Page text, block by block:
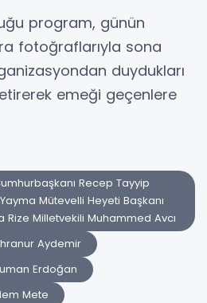
program, günün
fotoğraflarıyla sona
duydukları
emeği geçenlere
Recep Tayyip
Mütevelli Heyeti Başkanı
Rize Milletvekili Muhammed Avcı
Aydemir
Erdoğan
Mete